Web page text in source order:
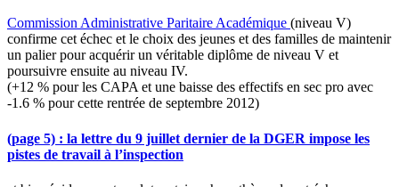
Commission Administrative Paritaire Académique (niveau V)
confirme cet échec et le choix des jeunes et des familles de maintenir
un palier pour acquérir un véritable diplôme de niveau V et
poursuivre ensuite au niveau IV.
(+12 % pour les CAPA et une baisse des effectifs en sec pro avec
-1.6 % pour cette rentrée de septembre 2012)
(page 5) : la lettre du 9 juillet dernier de la DGER impose les
pistes de travail à l’inspection